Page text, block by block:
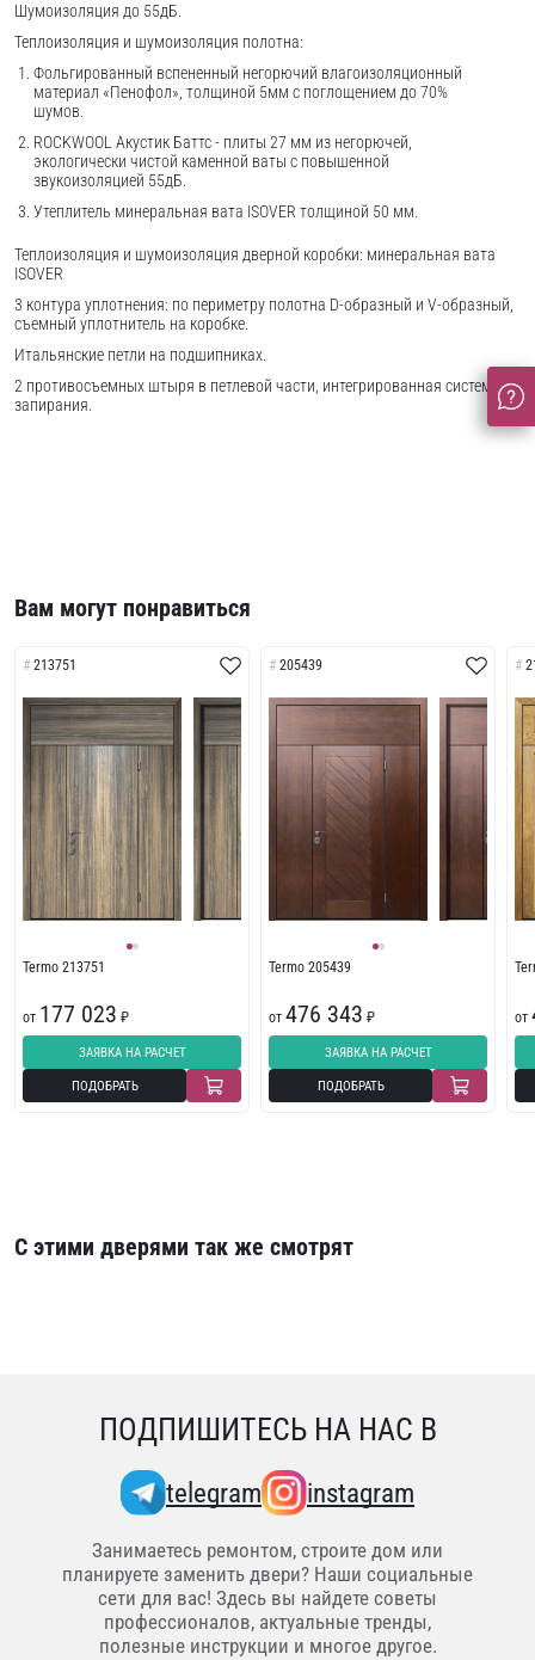
Шумоизоляция до 55дБ.
Теплоизоляция и шумоизоляция полотна:
Фольгированный вспененный негорючий влагоизоляционный
материал «Пенофол», толщиной 5мм с поглощением до 70%
шумов.
ROCKWOOL Акустик Баттс - плиты 27 мм из негорючей,
экологически чистой каменной ваты с повышенной
звукоизоляцией 55дБ.
Утеплитель минеральная вата ISOVER толщиной 50 мм.
Теплоизоляция и шумоизоляция дверной коробки: минеральная вата
ISOVER
3 контура уплотнения: по периметру полотна D-образный и V-образный,
съемный уплотнитель на коробке.
Итальянские петли на подшипниках.
2 противосъемных штыря в петлевой части, интегрированная система
запирания.
Вам могут понравиться
213751
Termo 213751
от 177 023 ₽
ЗАЯВКА НА РАСЧЕТ
ПОДОБРАТЬ
205439
Termo 205439
от476 343 ₽
ЗАЯВКА НА РАСЧЕТ
ПОДОБРАТЬ
от
С этими дверями так же смотрят
ПОДПИШИТЕСЬ НА НАС В
telegram instagram
Занимаетесь ремонтом, строите дом или
планируете заменить двери? Наши социальные
сети для вас! Здесь вы найдете советы
профессионалов, актуальные тренды,
полезные инструкции и многое другое.